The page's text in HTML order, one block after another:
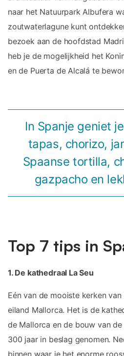
naar het Natuurpark Albufera
zoutwaterlagune kunt
bezoek aan de hoofdstad
heb je de mogelijkheid het
en de Puerta de Alcalá te
In Spanje geniet
tapas, chorizo,
Spaanse tortilla,
gazpacho en
Top 7 tips in
1. De kathedraal La Seu
Eén van de mooiste kerken
eiland Mallorca. Het is de
de Mallorca en de bouw van
300 jaar in beslag genomen.
binnen waar je het enorme